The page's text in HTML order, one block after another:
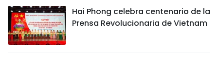
FOTOGRAFÍA
Hai Phong celebra centenario de la
Prensa Revolucionaria de Vietnam